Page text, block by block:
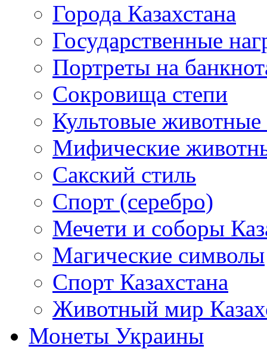
Города Казахстана
Государственные
Портреты на
Сокровища степи
Культовые
Мифические
Сакский стиль
Спорт (серебро)
Мечети и соборы
Магические символы
Спорт Казахстана
Животный мир
Монеты Украины